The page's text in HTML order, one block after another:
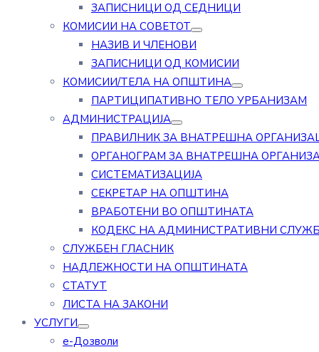
ЗАПИСНИЦИ ОД СЕДНИЦИ
КОМИСИИ НА СОВЕТОТ
НАЗИВ И ЧЛЕНОВИ
ЗАПИСНИЦИ ОД КОМИСИИ
КОМИСИИ/ТЕЛА НА ОПШТИНА
ПАРТИЦИПАТИВНО ТЕЛО УРБАНИЗАМ
АДМИНИСТРАЦИЈА
ПРАВИЛНИК ЗА ВНАТРЕШНА
ОРГАНОГРАМ ЗА ВНАТРЕШНА
СИСТЕМАТИЗАЦИЈА
СЕКРЕТАР НА ОПШТИНА
ВРАБОТЕНИ ВО ОПШТИНАТА
КОДЕКС НА АДМИНИСТРАТИВНИ
СЛУЖБЕН ГЛАСНИК
НАДЛЕЖНОСТИ НА ОПШТИНАТА
СТАТУТ
ЛИСТА НА ЗАКОНИ
УСЛУГИ
е-Дозволи